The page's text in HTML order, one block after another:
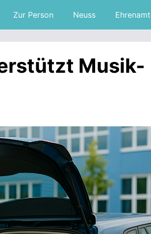
Zur Person Neuss Ehrenamt
Musik-